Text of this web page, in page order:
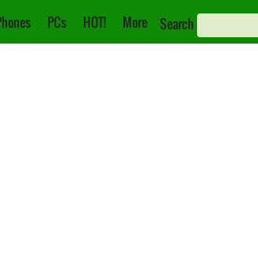
PCs HOT! More Search